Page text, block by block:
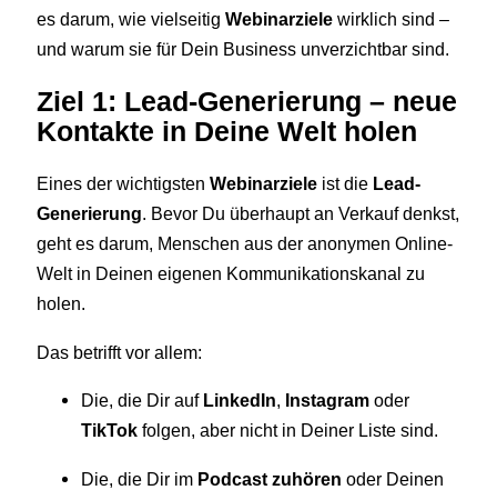
es darum, wie vielseitigWebinarziele wirklich sind –
und warum sie für Dein Business unverzichtbar sind.
Ziel 1: Lead-Generierung – neue
Kontakte in Deine Welt holen
Eines der wichtigstenWebinarziele ist die Lead-
Generierung. Bevor Du überhaupt an Verkauf denkst,
geht es darum, Menschen aus der anonymen Online-
Welt in Deinen eigenen Kommunikationskanal zu
holen.
Das betrifft vor allem:
Die, die Dir auf LinkedIn, Instagram oder
TikTok folgen, aber nicht in Deiner Liste sind.
Die, die Dir im Podcast zuhören oder Deinen